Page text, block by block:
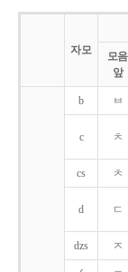
자모
모음
앞
b ㅂ
c ㅊ
cs ㅊ
d ㄷ
dzs ㅈ